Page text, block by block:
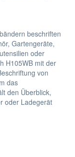
beschriften
Gartengeräte,
oder
H105WB mit der
von
das
den Überblick,
oder Ladegerät